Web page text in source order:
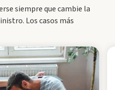
siempre que cambie la
Los casos más